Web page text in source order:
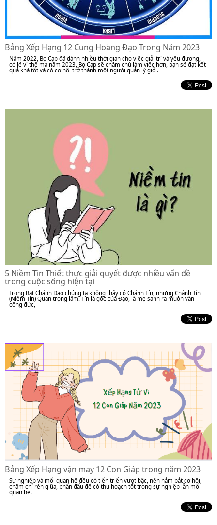
Bảng Xếp Hạng 12 Cung Hoàng Đạo Trong Năm 2023
Năm 2022, Bọ Cạp đã dành nhiều thời gian cho việc giải trí và yêu đương,
có lẽ vì thế mà năm 2023, Bọ Cạp sẽ chăm chú làm việc hơn, bạn sẽ đạt kết
quả khá tốt và có cơ hội trở thành một người quản lý giỏi.
5 Niềm Tin Thiết thực giải quyết được nhiều vấn đề
trong cuộc sống hiện tại
Trong Bát Chánh Đạo chúng ta không thấy có Chánh Tín, nhưng Chánh Tín
(Niềm Tin) Quan trọng lắm. Tín là gốc của Đạo, là mẹ sanh ra muôn vàn
công đức,
Bảng Xếp Hạng vận may 12 Con Giáp trong năm 2023
Sự nghiệp và mối quan hệ đều có tiến triển vượt bậc, nên nắm bắt cơ hội,
chăm chỉ rèn giũa, phấn đấu để có thu hoạch tốt trong sự nghiệp lẫn mối
quan hệ.